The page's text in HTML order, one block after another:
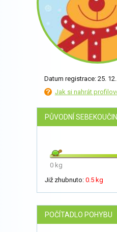
Datum registrace: 25.
Jak si nahrát
PŮVODNÍ
0 kg
Již zhubnuto: 0.5 kg
POČÍTADLO POHYBU